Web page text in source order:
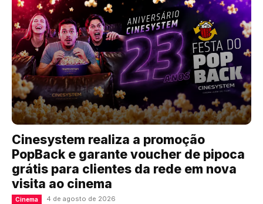
Cinesystem realiza a promoção
PopBack e garante voucher de pipoca
grátis para clientes da rede em nova
visita ao cinema
Cinema 4 de agosto de 2026